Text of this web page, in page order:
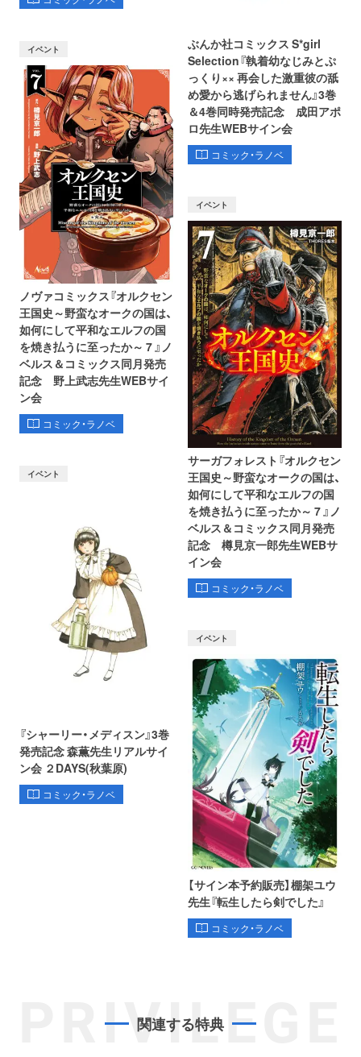
ぶんか社コミックス S*girl
Selection『執着幼なじみとぷ
っくり×× 再会した激重彼の舐
め愛から逃げられません』3巻
＆4巻同時発売記念 成田アポ
ロ先生WEBサイン会
コミック・ラノベ
イベント
ノヴァコミックス『オルクセン
王国史～野蛮なオークの国は、
如何にして平和なエルフの国
を焼き払うに至ったか～ 7 』ノ
ベルス＆コミックス同月発売
記念 野上武志先生WEBサイ
ン会
コミック・ラノベ
イベント
サーガフォレスト『オルクセン
王国史～野蛮なオークの国は、
如何にして平和なエルフの国
を焼き払うに至ったか～ 7 』ノ
ベルス＆コミックス同月発売
記念 樽見京一郎先生WEBサ
イン会
コミック・ラノベ
イベント
『シャーリー・メディスン』3巻
発売記念 森薫先生リアルサイ
ン会 ２DAYS(秋葉原)
コミック・ラノベ
イベント
【サイン本予約販売】棚架ユウ
先生『転生したら剣でした』
コミック・ラノベ
PRIVILEGE
関連する特典